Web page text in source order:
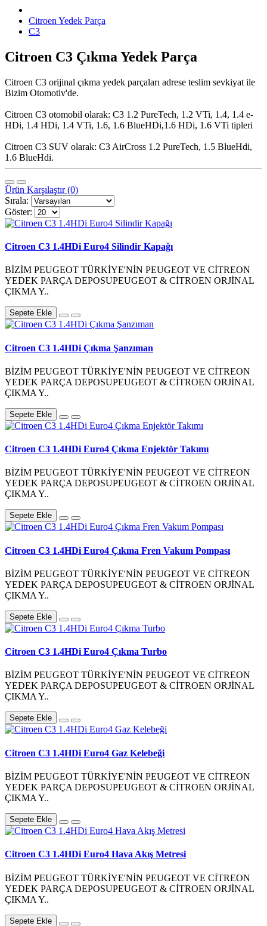
Citroen Yedek Parça
C3
Citroen C3 Çıkma Yedek Parça
Citroen C3 orijinal çıkma yedek parçaları adrese teslim sevkiyat ile
Bizim Otomotiv'de.
Citroen C3 otomobil olarak: C3 1.2 PureTech, 1.2 VTi, 1.4, 1.4 e-
HDi, 1.4 HDi, 1.4 VTi, 1.6, 1.6 BlueHDi,1.6 HDi, 1.6 VTi tipleri
Citroen C3 SUV olarak: C3 AirCross 1.2 PureTech, 1.5 BlueHdi,
1.6 BlueHdi.
Ürün Karşılaştır (0)
Sırala:
Göster:
Citroen C3 1.4HDi Euro4 Silindir Kapağı
BİZİM PEUGEOT TÜRKİYE'NİN PEUGEOT VE CİTREON
YEDEK PARÇA DEPOSUPEUGEOT & CİTROEN ORJİNAL
ÇIKMA Y..
Sepete Ekle
Citroen C3 1.4HDi Çıkma Şanzıman
BİZİM PEUGEOT TÜRKİYE'NİN PEUGEOT VE CİTREON
YEDEK PARÇA DEPOSUPEUGEOT & CİTROEN ORJİNAL
ÇIKMA Y..
Sepete Ekle
Citroen C3 1.4HDi Euro4 Çıkma Enjektör Takımı
BİZİM PEUGEOT TÜRKİYE'NİN PEUGEOT VE CİTREON
YEDEK PARÇA DEPOSUPEUGEOT & CİTROEN ORJİNAL
ÇIKMA Y..
Sepete Ekle
Citroen C3 1.4HDi Euro4 Çıkma Fren Vakum Pompası
BİZİM PEUGEOT TÜRKİYE'NİN PEUGEOT VE CİTREON
YEDEK PARÇA DEPOSUPEUGEOT & CİTROEN ORJİNAL
ÇIKMA Y..
Sepete Ekle
Citroen C3 1.4HDi Euro4 Çıkma Turbo
BİZİM PEUGEOT TÜRKİYE'NİN PEUGEOT VE CİTREON
YEDEK PARÇA DEPOSUPEUGEOT & CİTROEN ORJİNAL
ÇIKMA Y..
Sepete Ekle
Citroen C3 1.4HDi Euro4 Gaz Kelebeği
BİZİM PEUGEOT TÜRKİYE'NİN PEUGEOT VE CİTREON
YEDEK PARÇA DEPOSUPEUGEOT & CİTROEN ORJİNAL
ÇIKMA Y..
Sepete Ekle
Citroen C3 1.4HDi Euro4 Hava Akış Metresi
BİZİM PEUGEOT TÜRKİYE'NİN PEUGEOT VE CİTREON
YEDEK PARÇA DEPOSUPEUGEOT & CİTROEN ORJİNAL
ÇIKMA Y..
Sepete Ekle